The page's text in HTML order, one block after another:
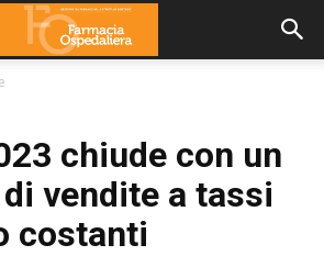
chiude con un
vendite a tassi
costanti